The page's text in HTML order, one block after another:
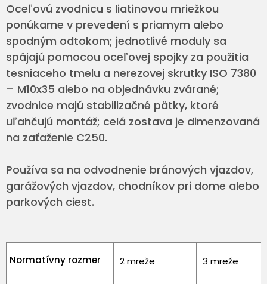
Oceľovú zvodnicu s liatinovou mriežkou
ponúkame v prevedení s priamym alebo
spodným odtokom; jednotlivé moduly sa
spájajú pomocou oceľovej spojky za použitia
tesniaceho tmelu a nerezovej skrutky ISO 7380
– M10x35 alebo na objednávku zvárané;
zvodnice majú stabilizačné pätky, ktoré
uľahčujú montáž; celá zostava je dimenzovaná
na zaťaženie C250.
Používa sa na odvodnenie bránových vjazdov,
garážových vjazdov, chodníkov pri dome alebo
parkových ciest.
Normatívny rozmer 2 mreže 3 mreže